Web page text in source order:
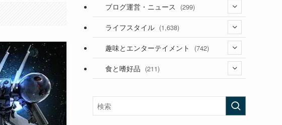
(36)
(187)
(53)
ブログ運営・ニュース (299)
(118)
(181)
ライフスタイル (1,638)
(394)
(282)
趣味とエンターテイメント (742)
(56)
(472)
食と嗜好品 (211)